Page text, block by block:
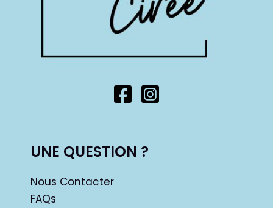
UNE QUESTION ?
Nous Contacter
FAQs